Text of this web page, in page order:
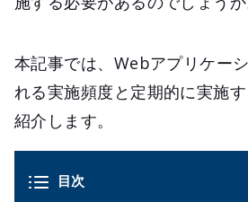
本記事では、Webアプリケー
れる実施頻度と定期的に実施
紹介します。
目次